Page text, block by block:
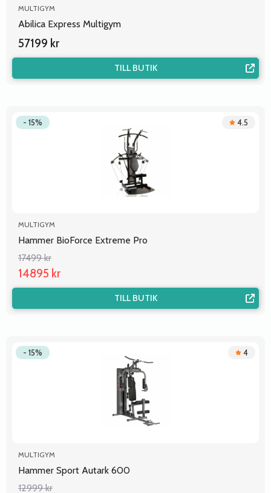
MULTIGYM
Abilica Express Multigym
57199 kr
TILL BUTIK
- 15% 4.5
MULTIGYM
Hammer BioForce Extreme Pro
17499 kr
14895 kr
TILL BUTIK
- 15% 4
MULTIGYM
Hammer Sport Autark 600
12999 kr